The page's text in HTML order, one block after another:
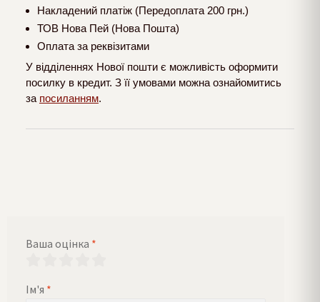
Накладений платіж (Передоплата 200 грн.)
ТОВ Нова Пей (Нова Пошта)
Оплата за реквізитами
У відділеннях Нової пошти є можливість оформити
посилку в кредит. З її умовами можна ознайомитись
за посиланням.
Ваша оцінка *
Ім'я *